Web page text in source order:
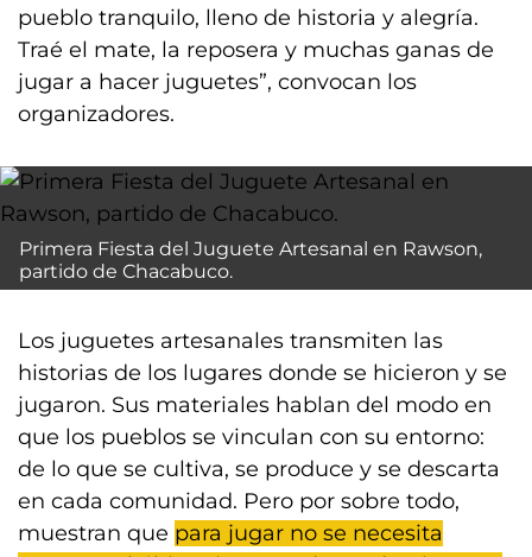
pueblo tranquilo, lleno de historia y alegría.
Traé el mate, la reposera y muchas ganas de
jugar a hacer juguetes”, convocan los
organizadores.
Primera Fiesta del Juguete Artesanal en Rawson,
partido de Chacabuco.
Los juguetes artesanales transmiten las
historias de los lugares donde se hicieron y se
jugaron. Sus materiales hablan del modo en
que los pueblos se vinculan con su entorno:
de lo que se cultiva, se produce y se descarta
en cada comunidad. Pero por sobre todo,
muestran que para jugar no se necesita